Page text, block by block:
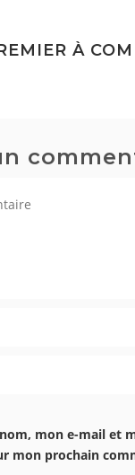
À
mon e-mail et
mon prochain